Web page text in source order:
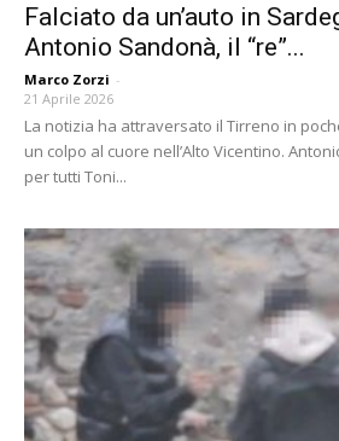
Falciato da un’auto in
Antonio Sandonà, il “re”...
Marco Zorzi -
21 Aprile 2026
La notizia ha attraversato il Tirreno in
un colpo al cuore nell’Alto Vicentino.
per tutti Toni...